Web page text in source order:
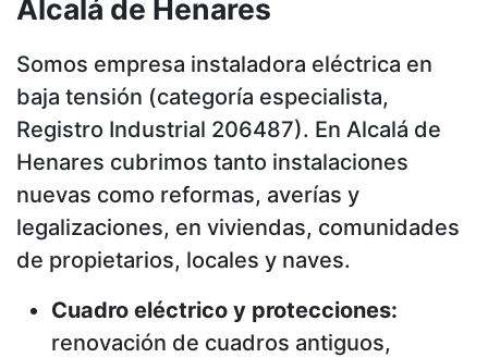
Alcalá de Henares
Somos empresa instaladora eléctrica en
baja tensión (categoría especialista,
Registro Industrial 206487). En Alcalá de
Henares cubrimos tanto instalaciones
nuevas como reformas, averías y
legalizaciones, en viviendas, comunidades
de propietarios, locales y naves.
Cuadro eléctrico y protecciones:
renovación de cuadros antiguos,